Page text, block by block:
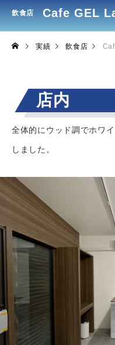
飲食店 Cafe GEL
実績 飲食店
店内
全体的にウッド調でホワ
しました。